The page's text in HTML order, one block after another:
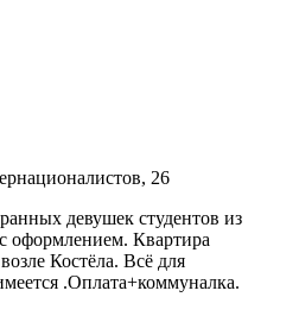
26
девушек студентов из
оформлением. Квартира
Костёла. Всё для
.Оплата+коммуналка.